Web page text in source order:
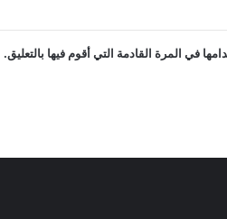
الدستورية رئيسًا جديدًا لكولومبيا
في المرة القادمة التي أقوم فيها بالتعليق.